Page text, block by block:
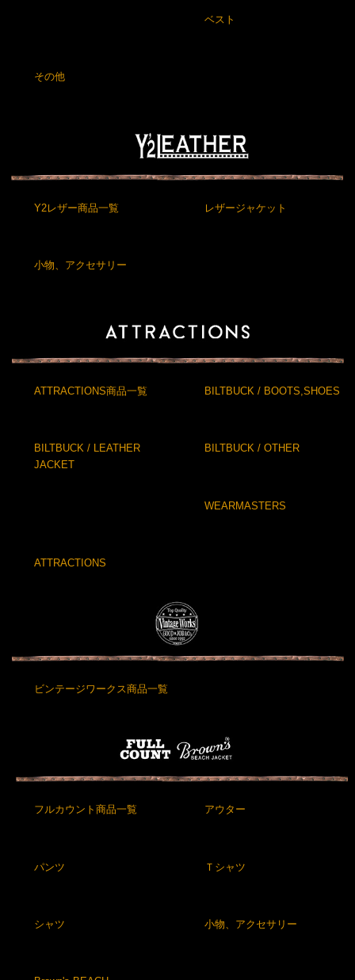
ベスト
その他
Y2レザー商品一覧 レザージャケット
小物、アクセサリー
ATTRACTIONS商品一覧 BILTBUCK / BOOTS,SHOES
BILTBUCK / LEATHER
JACKET
BILTBUCK / OTHER
WEARMASTERS
ATTRACTIONS
ビンテージワークス商品一覧
フルカウント商品一覧 アウター
パンツ Ｔシャツ
シャツ 小物、アクセサリー